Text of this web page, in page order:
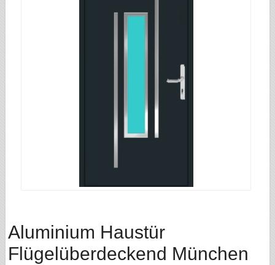
Aluminium Haustür
Flügelüberdeckend München